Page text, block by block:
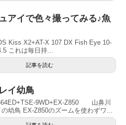
アイで色々撮ってみる♪魚
Kiss X2+AT-X 107 DX Fish Eye 10-
これは毎日持...
記事を読む
イ幼鳥
9WD+EX-Z850 山鼻川
幼鳥 EX-Z850のズームを使わずワ...